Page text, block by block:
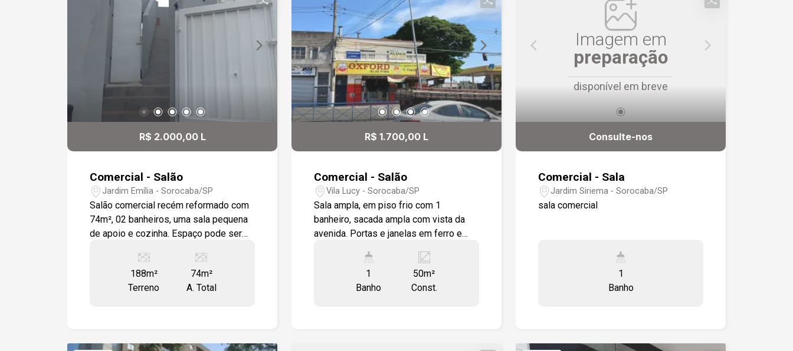
R$ 2.000,00 L
Comercial - Salão
Jardim Emília - Sorocaba/SP
Salão comercial recém reformado com
74m², 02 banheiros, uma sala pequena
de apoio e cozinha. Espaço pode ser
instalada e câmera na entrada para
maior segurança. Imóvel será entregue
com forro e instalação pronta para 02
188m²
Terreno
74m²
A. Total
R$ 1.700,00 L
Comercial - Salão
Vila Lucy - Sorocaba/SP
Sala ampla, em piso frio com 1
banheiro, sacada ampla com vista da
avenida. Portas e janelas em ferro e
1
Banho
50m²
Const.
Imagem em
preparação
disponível em breve
Consulte-nos
Comercial - Sala
Jardim Siriema - Sorocaba/SP
sala comercial
1
Banho